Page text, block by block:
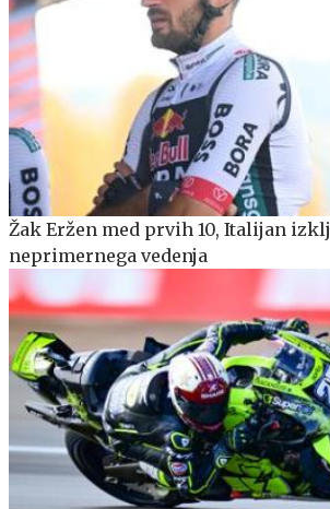
Žak Eržen med prvih 10, Italijan
neprimernega vedenja